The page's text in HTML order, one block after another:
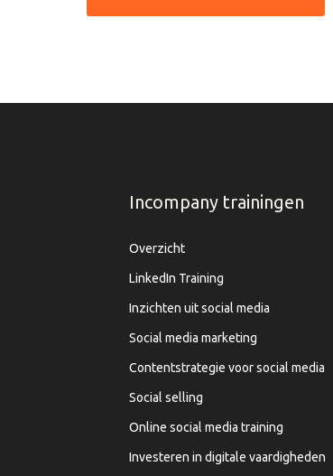
Incompany trainingen
Overzicht
LinkedIn Training
Inzichten uit social media
Social media marketing
Contentstrategie voor social media
Social selling
Online social media training
Investeren in digitale vaardigheden